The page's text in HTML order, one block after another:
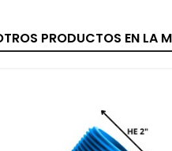
PRODUCTOS EN LA